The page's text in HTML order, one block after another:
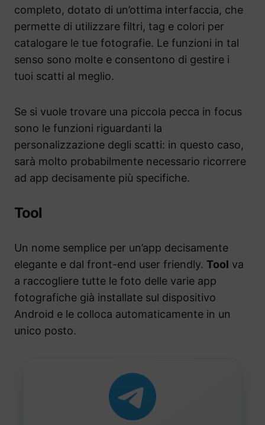
completo, dotato di un’ottima interfaccia, che
permette di utilizzare filtri, tag e colori per
catalogare le tue fotografie. Le funzioni in tal
senso sono molte e consentono di gestire i
tuoi scatti al meglio.
Se si vuole trovare una piccola pecca in focus
sono le funzioni riguardanti la
personalizzazione degli scatti: in questo caso,
sarà molto probabilmente necessario ricorrere
ad app decisamente più specifiche.
Tool
Un nome semplice per un’app decisamente
elegante e dal front-end user friendly. Tool va
a raccogliere tutte le foto delle varie app
fotografiche già installate sul dispositivo
Android e le colloca automaticamente in un
unico posto.